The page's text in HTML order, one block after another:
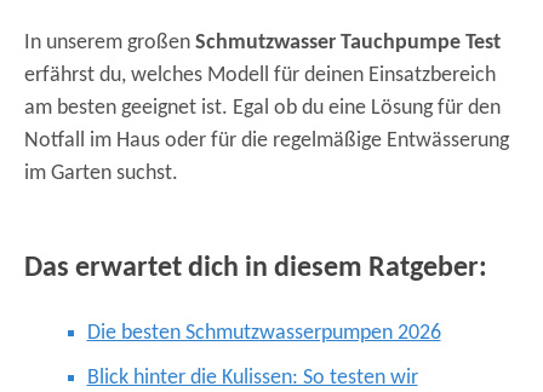
In unserem großen Schmutzwasser Tauchpumpe Test
erfährst du, welches Modell für deinen Einsatzbereich
am besten geeignet ist. Egal ob du eine Lösung für den
Notfall im Haus oder für die regelmäßige Entwässerung
im Garten suchst.
Das erwartet dich in diesem Ratgeber:
Die besten Schmutzwasserpumpen 2026
Blick hinter die Kulissen: So testen wir